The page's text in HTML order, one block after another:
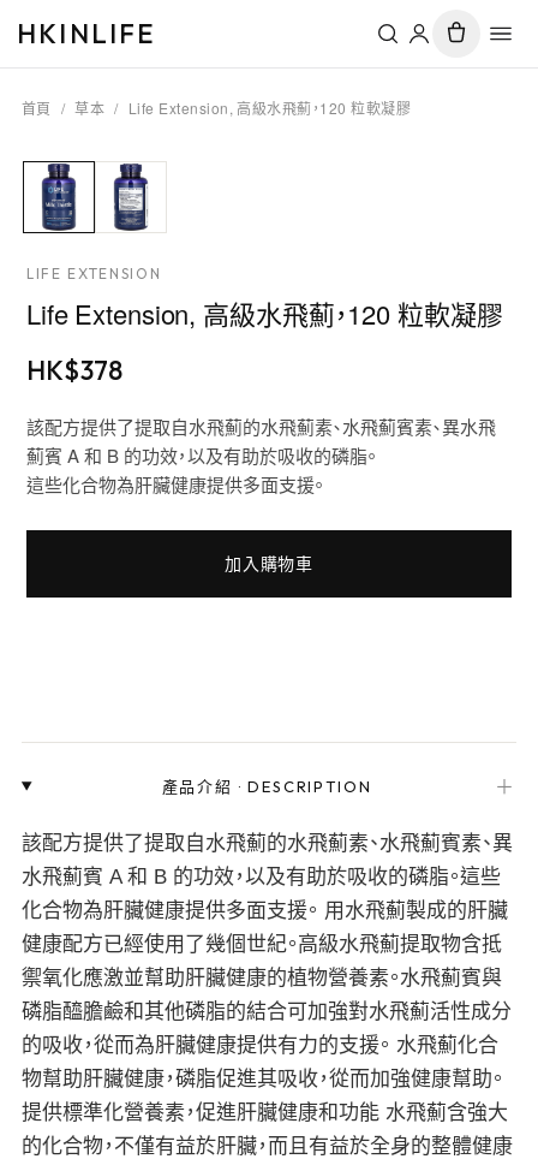
HKINLIFE
首頁 / 草本 / Life Extension, 高級水飛薊，120 粒軟凝膠
LIFE EXTENSION
Life Extension, 高級水飛薊，120 粒軟凝膠
HK$378
該配方提供了提取自水飛薊的水飛薊素、水飛薊賓素、異水飛
薊賓 A 和 B 的功效，以及有助於吸收的磷脂。
這些化合物為肝臟健康提供多面支援。
加入購物車
產品介紹 ·DESCRIPTION ＋
該配方提供了提取自水飛薊的水飛薊素、水飛薊賓素、異
水飛薊賓 A 和 B 的功效，以及有助於吸收的磷脂。這些
化合物為肝臟健康提供多面支援。 用水飛薊製成的肝臟
健康配方已經使用了幾個世紀。高級水飛薊提取物含抵
禦氧化應激並幫助肝臟健康的植物營養素。水飛薊賓與
磷脂醯膽鹼和其他磷脂的結合可加強對水飛薊活性成分
的吸收，從而為肝臟健康提供有力的支援。 水飛薊化合
物幫助肝臟健康，磷脂促進其吸收，從而加強健康幫助。
提供標準化營養素，促進肝臟健康和功能 水飛薊含強大
的化合物，不僅有益於肝臟，而且有益於全身的整體健康